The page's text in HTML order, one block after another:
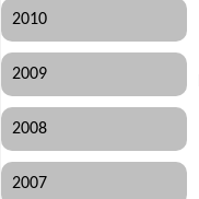
2010
2009
2008
2007